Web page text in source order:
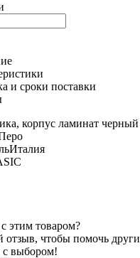
и сроки поставки
корпус ламинат
Италия
этим товаром?
отзыв, чтобы помочь
с выбором!